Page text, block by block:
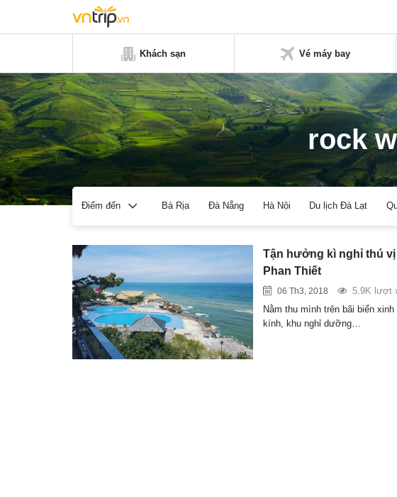
Khách sạn Vé máy bay
rock
Điểm đến Bà Rịa Đà Nẵng Hà Nội Du lịch Đà Lạt
Tận hưởng kì nghỉ thú
Phan Thiết
06 Th3, 2018
5.9K lượt
Nằm thu mình trên bãi biển
kính, khu nghỉ dưỡng…